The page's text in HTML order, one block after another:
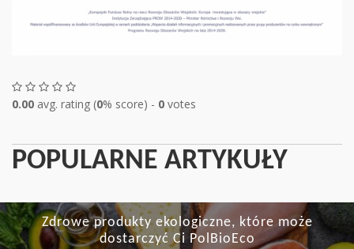
0.00 avg. rating (0% score) - 0 votes
POPULARNE ARTYKUŁY
Zdrowe produkty ekologiczne, które może
dostarczyć Ci PolBioEco